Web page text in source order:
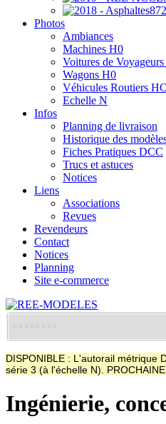
Photos
Ambiances
Machines H0
Voitures de
Wagons H0
Véhicules Routiers
Echelle N
Infos
Planning de livraison
Historique des
Fiches Pratiques DCC
Trucs et astuces
Notices
Liens
Associations
Revues
Revendeurs
Contact
Notices
Planning
Site e-commerce
DISPONIBLE : L'autorail métrique
série 3 (à l'échelle N).
Ingénierie,